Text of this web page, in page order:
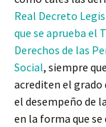
Real Decreto
que se aprueba el
Derechos de las
Social, siempre
acrediten el grado
el desempeño de
en la forma que